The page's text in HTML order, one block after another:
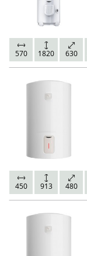
570 1820 630
450 913 480